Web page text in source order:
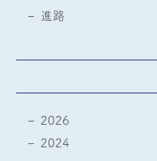
進路
2026
2024